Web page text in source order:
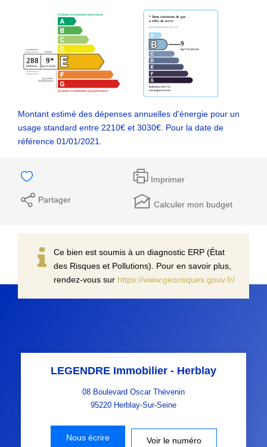
Montant estimé des dépenses annuelles d'énergie pour un
usage standard entre 2210€ et 3030€. Pour la date de
référence 01/01/2021.
Imprimer
Partager Calculer mon budget
Ce bien est soumis à un diagnostic ERP (État
des Risques et Pollutions). Pour en savoir plus,
rendez-vous sur https://www.georisques.gouv.fr/
LEGENDRE Immobilier - Herblay
08 Boulevard Oscar Thévenin
95220 Herblay-Sur-Seine
Nous écrire Voir le numéro